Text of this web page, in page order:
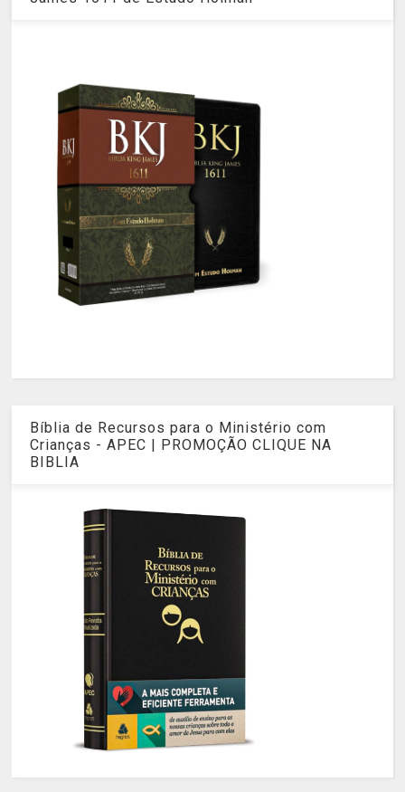
Bíblia de Recursos para o Ministério com
Crianças - APEC | PROMOÇÃO CLIQUE NA
BIBLIA